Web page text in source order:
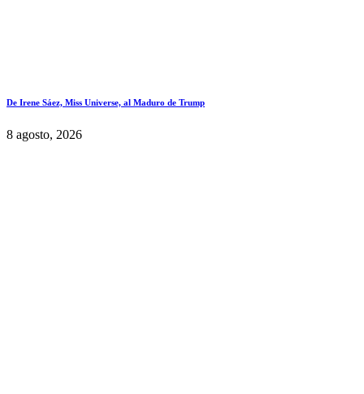
De Irene Sáez, Miss Universe, al Maduro de Trump
8 agosto, 2026